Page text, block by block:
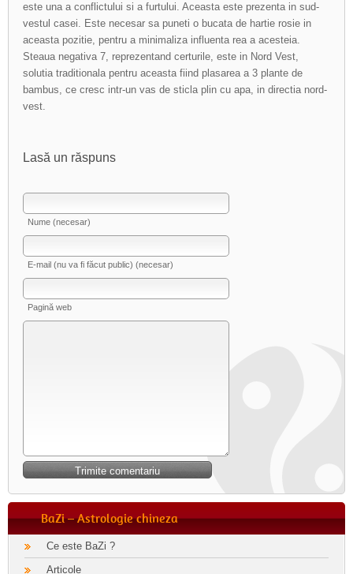
este una a conflictului si a furtului. Aceasta este prezenta in sud-
vestul casei. Este necesar sa puneti o bucata de hartie rosie in
aceasta pozitie, pentru a minimaliza influenta rea a acesteia.
Steaua negativa 7, reprezentand certurile, este in Nord Vest,
solutia traditionala pentru aceasta fiind plasarea a 3 plante de
bambus, ce cresc intr-un vas de sticla plin cu apa, in directia nord-
vest.
Lasă un răspuns
Nume (necesar)
E-mail (nu va fi făcut public) (necesar)
Pagină web
BaZi – Astrologie chineza
Ce este BaZi ?
Articole